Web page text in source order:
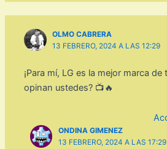
OLMO CABRERA
13 FEBRERO, 2024 A LAS 12:29
¡Para mí, LG es la mejor marca de
opinan ustedes? 📺🔥
ONDINA GIMENEZ
13 FEBRERO, 2024 A LAS 17:29